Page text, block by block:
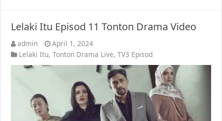
Lelaki Itu Episod 11 Tonton Drama Video
admin
April 1, 2024
Lelaki Itu,Tonton Drama Live,TV3 Episod